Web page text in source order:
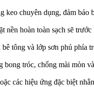
chuyên dụng, đảm bảo
nền hoàn toàn sạch sẽ trước
tông và lớp sơn phủ phía
bong tróc, chống mài mòn
các hiệu ứng đặc biệt